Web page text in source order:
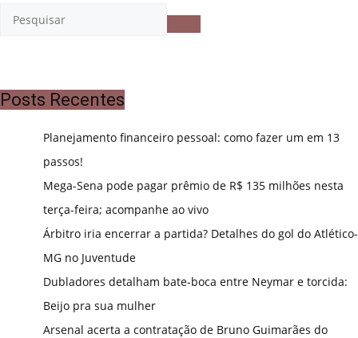
Posts Recentes
Planejamento financeiro pessoal: como fazer um em 13
passos!
Mega-Sena pode pagar prêmio de R$ 135 milhões nesta
terça-feira; acompanhe ao vivo
Árbitro iria encerrar a partida? Detalhes do gol do Atlético-
MG no Juventude
Dubladores detalham bate-boca entre Neymar e torcida:
Beijo pra sua mulher
Arsenal acerta a contratação de Bruno Guimarães do